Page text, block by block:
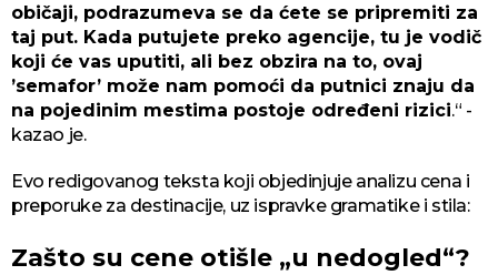
običaji, podrazumeva se da ćete se pripremiti za
taj put. Kada putujete preko agencije, tu je vodič
koji će vas uputiti, ali bez obzira na to, ovaj
’semafor’ može nam pomoći da putnici znaju da
na pojedinim mestima postoje određeni rizici.“ -
kazao je.
Evo redigovanog teksta koji objedinjuje analizu cena i
preporuke za destinacije, uz ispravke gramatike i stila:
Zašto su cene otišle „u nedogled“?